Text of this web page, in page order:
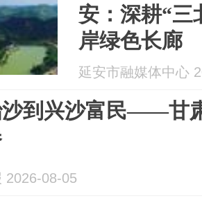
安：深耕“三
岸绿色长廊
延安市融媒体中心
沙到兴沙富民——甘
2026-08-05